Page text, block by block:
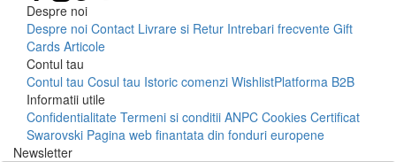
Despre noi
Despre noi Contact Livrare si Retur Intrebari frecvente Gift
Cards Articole
Contul tau
Contul tau Cosul tau Istoric comenzi WishlistPlatforma B2B
Informatii utile
Confidentialitate Termeni si conditii ANPC Cookies Certificat
Swarovski Pagina web finantata din fonduri europene
Newsletter